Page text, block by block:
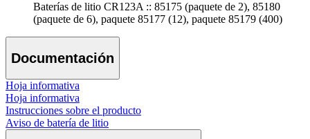
Baterías de litio CR123A :: 85175 (paquete de 2), 85180
(paquete de 6), paquete 85177 (12), paquete 85179 (400)
Documentación
Hoja informativa
Hoja informativa
Instrucciones sobre el producto
Aviso de batería de litio